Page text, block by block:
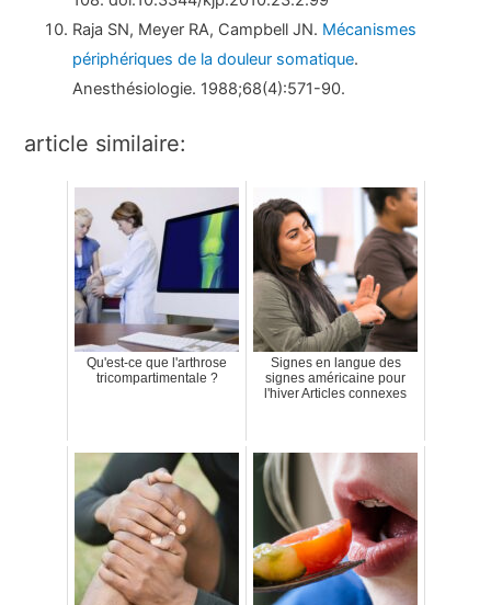
Raja SN, Meyer RA, Campbell JN. Mécanismes
périphériques de la douleur somatique.
Anesthésiologie. 1988;68(4):571-90.
article similaire:
Qu'est-ce que l'arthrose
tricompartimentale ?
Signes en langue des
signes américaine pour
l'hiver Articles connexes